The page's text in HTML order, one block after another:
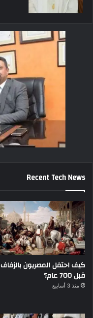
Recent Tech News
كيف احتفل المصريون بالزفاف
قبل 700 عام؟
منذ 3 أسابيع